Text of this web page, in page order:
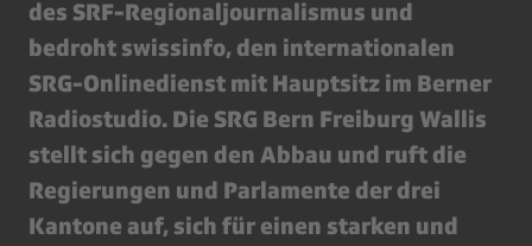
des SRF-Regionaljournalismus und
bedroht swissinfo, den internationalen
SRG-Onlinedienst mit Hauptsitz im Berner
Radiostudio. Die SRG Bern Freiburg Wallis
stellt sich gegen den Abbau und ruft die
Regierungen und Parlamente der drei
Kantone auf, sich für einen starken und